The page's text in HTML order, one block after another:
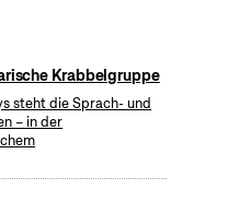
Krabbelgruppe
steht die Sprach- und
– in der